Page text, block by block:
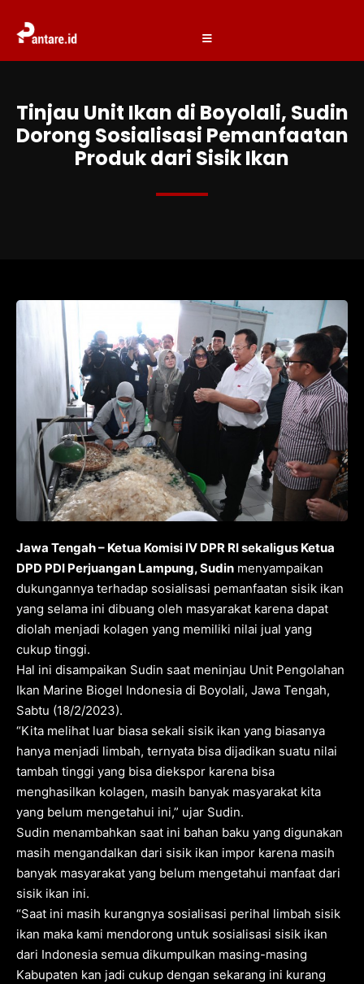
Tinjau Unit Ikan di Boyolali, Sudin
Dorong Sosialisasi Pemanfaatan
Produk dari Sisik Ikan
Jawa Tengah – Ketua Komisi IV DPR RI sekaligus Ketua
DPD PDI Perjuangan Lampung, Sudin menyampaikan
dukungannya terhadap sosialisasi pemanfaatan sisik ikan
yang selama ini dibuang oleh masyarakat karena dapat
diolah menjadi kolagen yang memiliki nilai jual yang
cukup tinggi.
Hal ini disampaikan Sudin saat meninjau Unit Pengolahan
Ikan Marine Biogel Indonesia di Boyolali, Jawa Tengah,
Sabtu (18/2/2023).
“Kita melihat luar biasa sekali sisik ikan yang biasanya
hanya menjadi limbah, ternyata bisa dijadikan suatu nilai
tambah tinggi yang bisa diekspor karena bisa
menghasilkan kolagen, masih banyak masyarakat kita
yang belum mengetahui ini,” ujar Sudin.
Sudin menambahkan saat ini bahan baku yang digunakan
masih mengandalkan dari sisik ikan impor karena masih
banyak masyarakat yang belum mengetahui manfaat dari
sisik ikan ini.
“Saat ini masih kurangnya sosialisasi perihal limbah sisik
ikan maka kami mendorong untuk sosialisasi sisik ikan
dari Indonesia semua dikumpulkan masing-masing
Kabupaten kan jadi cukup dengan sekarang ini kurang